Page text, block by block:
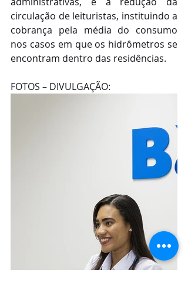
circulação de leituristas, instituindo a
cobrança pela média do consumo
nos casos em que os hidrômetros se
encontram dentro das residências.
FOTOS – DIVULGAÇÃO: